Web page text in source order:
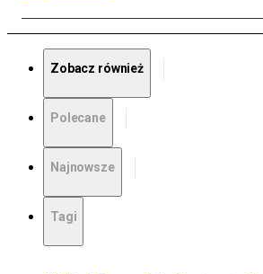
Zobacz również
Polecane
Najnowsze
Tagi